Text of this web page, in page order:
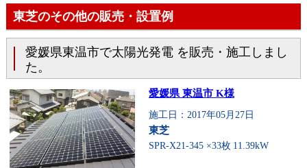
東芝のその他の販売・設置例
愛媛県東温市で太陽光発電 を販売・施工しまし
た。
愛媛県 東温市 K様
施工日：2017年05月27日
東芝
SPR-X21-345 ×33枚 11.39kW